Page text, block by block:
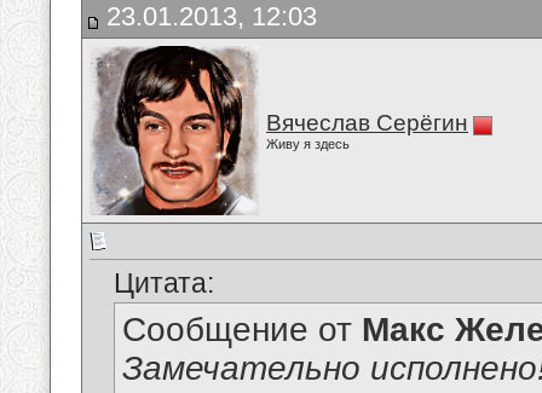
23.01.2013, 12:03
Вячеслав Серёгин
Живу я здесь
Цитата:
Сообщение от Макс
Замечательно